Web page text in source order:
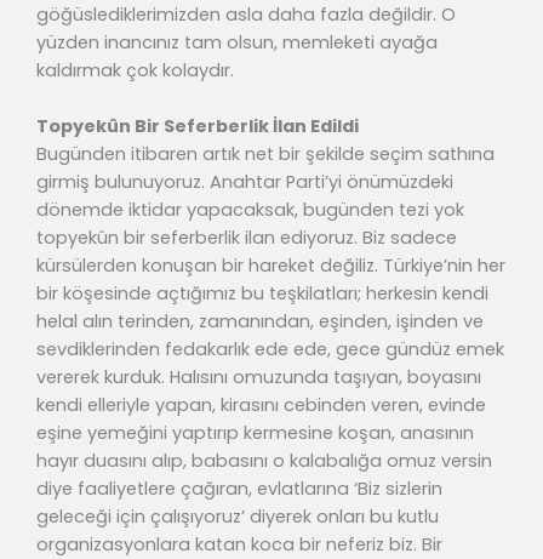
göğüslediklerimizden asla daha fazla değildir. O
yüzden inancınız tam olsun, memleketi ayağa
kaldırmak çok kolaydır.
Topyekûn Bir Seferberlik İlan Edildi
Bugünden itibaren artık net bir şekilde seçim sathına
girmiş bulunuyoruz. Anahtar Parti’yi önümüzdeki
dönemde iktidar yapacaksak, bugünden tezi yok
topyekûn bir seferberlik ilan ediyoruz. Biz sadece
kürsülerden konuşan bir hareket değiliz. Türkiye’nin her
bir köşesinde açtığımız bu teşkilatları; herkesin kendi
helal alın terinden, zamanından, eşinden, işinden ve
sevdiklerinden fedakarlık ede ede, gece gündüz emek
vererek kurduk. Halısını omuzunda taşıyan, boyasını
kendi elleriyle yapan, kirasını cebinden veren, evinde
eşine yemeğini yaptırıp kermesine koşan, anasının
hayır duasını alıp, babasını o kalabalığa omuz versin
diye faaliyetlere çağıran, evlatlarına ‘Biz sizlerin
geleceği için çalışıyoruz’ diyerek onları bu kutlu
organizasyonlara katan koca bir neferiz biz. Bir